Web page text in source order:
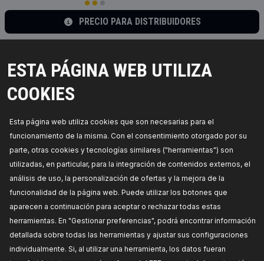
ESTA PÁGINA WEB UTILIZA
COOKIES
Esta página web utiliza cookies que son necesarias para el
funcionamiento de la misma. Con el consentimiento otorgado por su
parte, otras cookies y tecnologías similares ("herramientas") son
utilizadas, en particular, para la integración de contenidos externos, el
análisis de uso, la personalización de ofertas y la mejora de la
funcionalidad de la página web. Puede utilizar los botones que
aparecen a continuación para aceptar o rechazar todas estas
herramientas. En "Gestionar preferencias", podrá encontrar información
detallada sobre todas las herramientas y ajustar sus configuraciones
individualmente. Si, al utilizar una herramienta, los datos fueran
PRECIO PARA DISTRIBUIDORES
RIDEX Caja del filtro de aceite
Disponibilidad en stock:
PRECIO PARA DISTRIBUIDORES
590H0037
RIDEX Caja del filtro de aceite
Artículo complementario / información
Profundidad de embalaje [cm]:31,6,Artículo
complementario / Información complementaria:
Número de referencia del fabricante:
590H0037,Fabricante: RIDEX,Números de EAN:
4066423485141